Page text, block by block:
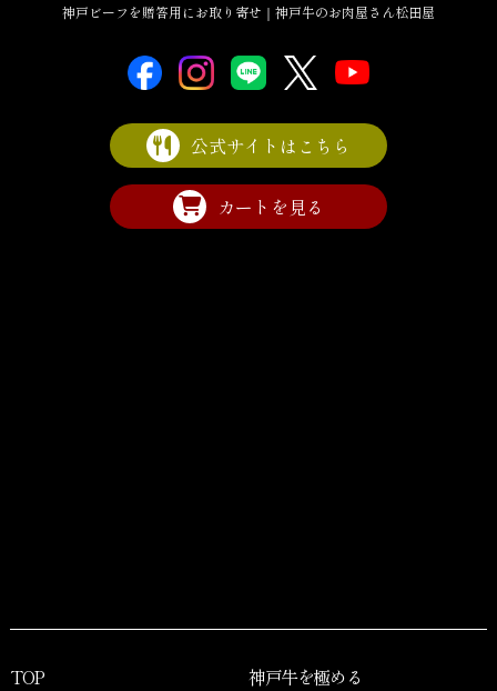
神戸ビーフを贈答用にお取り寄せ｜神戸牛のお肉屋さん松田屋
公式サイトはこちら
カートを見る
TOP
神戸牛を極める